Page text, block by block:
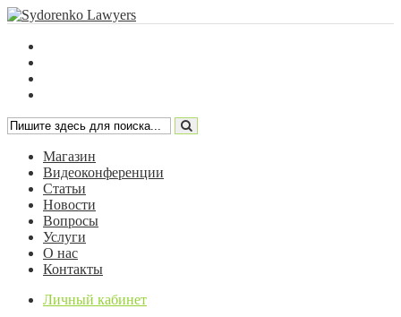
Магазин
Видеоконференции
Статьи
Новости
Вопросы
Услуги
О нас
Контакты
Личный кабинет